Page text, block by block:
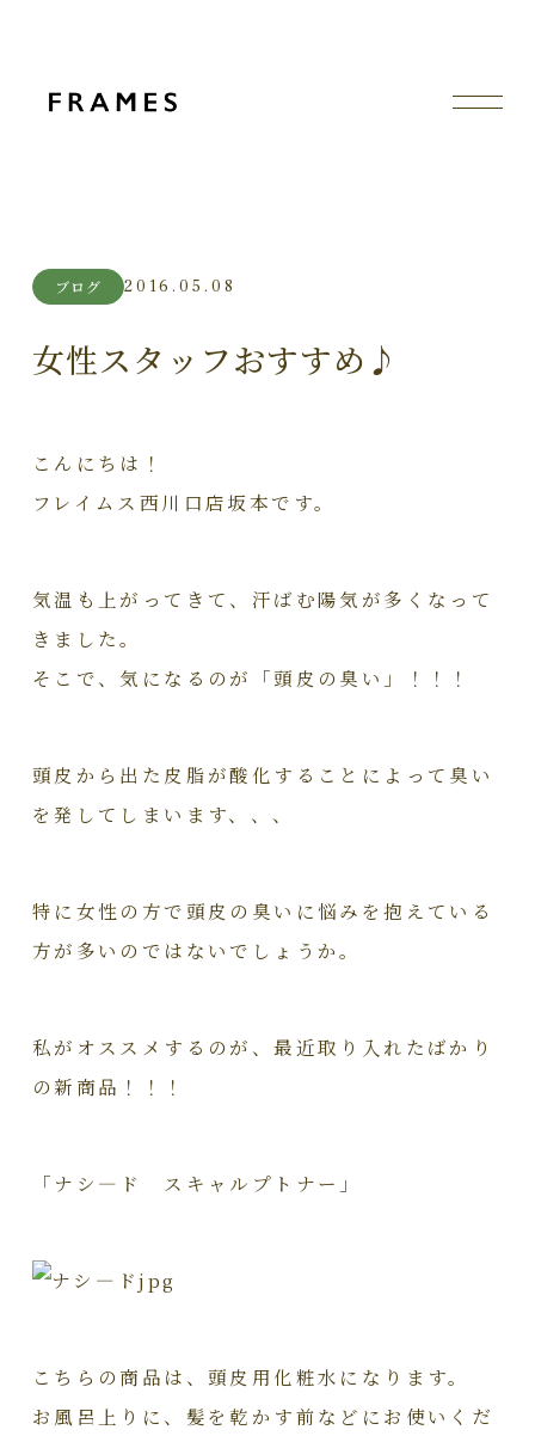
ブログ 2016.05.08
女性スタッフおすすめ♪
こんにちは！
フレイムス西川口店坂本です。
気温も上がってきて、汗ばむ陽気が多くなって
きました。
そこで、気になるのが「頭皮の臭い」！！！
頭皮から出た皮脂が酸化することによって臭い
を発してしまいます、、、
特に女性の方で頭皮の臭いに悩みを抱えている
方が多いのではないでしょうか。
私がオススメするのが、最近取り入れたばかり
の新商品！！！
「ナシ―ド スキャルプトナー」
こちらの商品は、頭皮用化粧水になります。
お風呂上りに、髪を乾かす前などにお使いくだ